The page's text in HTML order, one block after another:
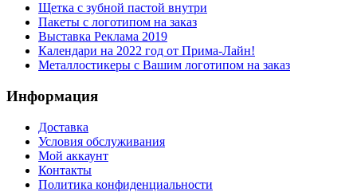
Щетка с зубной пастой внутри
Пакеты с логотипом на заказ
Выставка Реклама 2019
Календари на 2022 год от Прима-Лайн!
Металлостикеры с Вашим логотипом на заказ
Информация
Доставка
Условия обслуживания
Мой аккаунт
Контакты
Политика конфиденциальности